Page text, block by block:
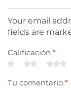
Your email
fields are
Calificación *
Tu comentario *